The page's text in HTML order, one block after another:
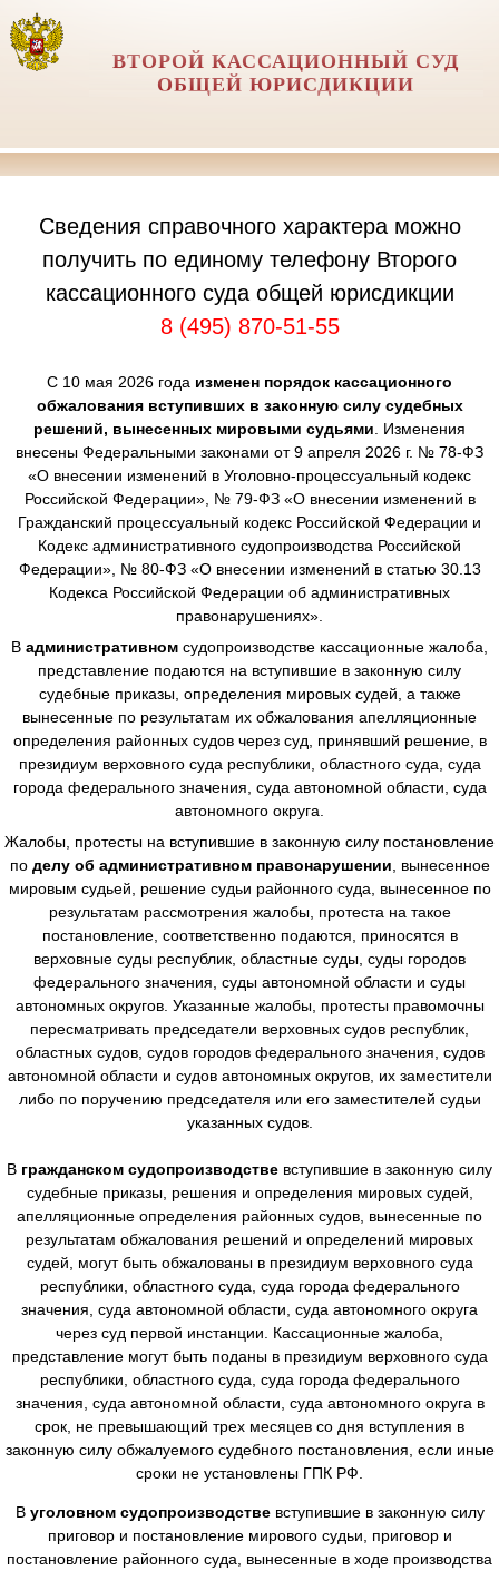
ВТОРОЙ КАССАЦИОННЫЙ СУД
ОБЩЕЙ ЮРИСДИКЦИИ
Сведения справочного характера можно
получить по единому телефону Второго
кассационного суда общей юрисдикции
8 (495) 870-51-55
С 10 мая 2026 года изменен порядок кассационного
обжалования вступивших в законную силу судебных
решений, вынесенных мировыми судьями . Изменения
внесены Федеральными законами от 9 апреля 2026 г. № 78-ФЗ
«О внесении изменений в Уголовно-процессуальный кодекс
Российской Федерации», № 79-ФЗ «О внесении изменений в
Гражданский процессуальный кодекс Российской Федерации и
Кодекс административного судопроизводства Российской
Федерации», № 80-ФЗ «О внесении изменений в статью 30.13
Кодекса Российской Федерации об административных
правонарушениях».
В административном судопроизводстве кассационные жалоба,
представление подаются на вступившие в законную силу
судебные приказы, определения мировых судей, а также
вынесенные по результатам их обжалования апелляционные
определения районных судов через суд, принявший решение, в
президиум верховного суда республики, областного суда, суда
города федерального значения, суда автономной области, суда
автономного округа.
Жалобы, протесты на вступившие в законную силу постановление
по делу об административном правонарушении , вынесенное
мировым судьей, решение судьи районного суда, вынесенное по
результатам рассмотрения жалобы, протеста на такое
постановление, соответственно подаются, приносятся в
верховные суды республик, областные суды, суды городов
федерального значения, суды автономной области и суды
автономных округов. Указанные жалобы, протесты правомочны
пересматривать председатели верховных судов республик,
областных судов, судов городов федерального значения, судов
автономной области и судов автономных округов, их заместители
либо по поручению председателя или его заместителей судьи
указанных судов.
В гражданском судопроизводстве вступившие в законную силу
судебные приказы, решения и определения мировых судей,
апелляционные определения районных судов, вынесенные по
результатам обжалования решений и определений мировых
судей, могут быть обжалованы в президиум верховного суда
республики, областного суда, суда города федерального
значения, суда автономной области, суда автономного округа
через суд первой инстанции. Кассационные жалоба,
представление могут быть поданы в президиум верховного суда
республики, областного суда, суда города федерального
значения, суда автономной области, суда автономного округа в
срок, не превышающий трех месяцев со дня вступления в
законную силу обжалуемого судебного постановления, если иные
сроки не установлены ГПК РФ.
В уголовном судопроизводствевступившие в законную силу
приговор и постановление мирового судьи, приговор и
постановление районного суда, вынесенные в ходе производства